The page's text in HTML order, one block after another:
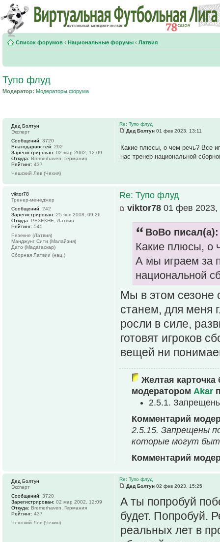
Список форумов ‹ Национальные форумы ‹ Латвия
Тупо флуд
Модератор: Модераторы форума
Re: Тупо флуд
Дед Болтун 01 фев 2023, 13:11
Какие плюсы, о чем речь? Все
нас тренер национальной
Дед Болтун
Эксперт
Сообщений: 3720
Благодарностей: 292
Зарегистрирован: 02 мар 2002, 12:09
Откуда: Bremerhaven, Германия
Рейтинг: 437
Чешский Лев (Чехия)
Re: Тупо флуд
viktor78 01 фев 2023,
BoBo писал(а):
Какие плюсы, о
А мы играем за
национальной
Мы в этом сезоне
станем, для меня
росли в силе,
готовят игроков
вещей ни
Желтая карточка
модератором Akar
2.5.1.
Комментарий
2.5.15. Запрещены
которые могут
Комментарий
viktor78
Тренер-менеджер
Сообщений: 242
Зарегистрирован: 25 янв 2008, 09:26
Откуда: РЕЗЕКНЕ, Латвия
Рейтинг: 545
Резекне (Латвия)
Манджунг Сити (Малайзия)
Дато (Мадагаскар)
Сборная Латвии (нац.)
Re: Тупо флуд
Дед Болтун 02 фев 2023, 15:25
А ты попробуй
будет. Попробуй.
реальных лет в
Дед Болтун
Эксперт
Сообщений: 3720
Зарегистрирован: 02 мар 2002, 12:09
Откуда: Bremerhaven, Германия
Рейтинг: 437
Чешский Лев (Чехия)